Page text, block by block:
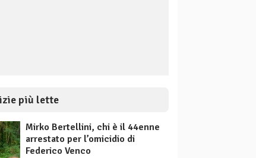
più lette
Mirko Bertellini, chi è il 44enne
arrestato per l’omicidio di
Federico Venco